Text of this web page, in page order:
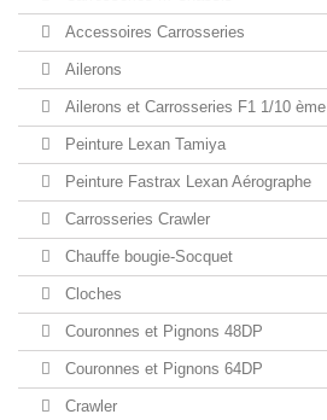
Accessoires Carrosseries
Ailerons
Ailerons et Carrosseries F1 1/10 ème
Peinture Lexan Tamiya
Peinture Fastrax Lexan Aérographe
Carrosseries Crawler
Chauffe bougie-Socquet
Cloches
Couronnes et Pignons 48DP
Couronnes et Pignons 64DP
Crawler